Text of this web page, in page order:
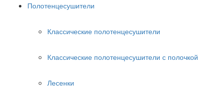
Полотенцесушители
Классические полотенцесушители
Классические полотенцесушители с полочкой
Лесенки